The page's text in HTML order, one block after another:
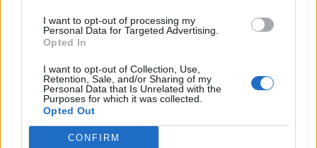
I want to opt-out of processing my
Personal Data for Targeted Advertising.
Opted In
I want to opt-out of Collection, Use,
Retention, Sale, and/or Sharing of my
Personal Data that Is Unrelated with the
Purposes for which it was collected.
Opted Out
CONFIRM
Il materiale (testo, foto e video) consultabile in questo portale è di nostra proprietà.
Alcune foto (screenshot) ed articoli presenti su "Milan Magazine" sono in parte giunti da
internet, in quanto arrivati alla nostra attenzione attraverso regolari comunicati stampa
con immagini e testi allegati ed autorizzati alla pubblicazione, e quindi valutati di
pubblico dominio. Se i soggetti o gli autori avessero qualcosa in contrario alla
pubblicazione, non avranno che da segnalarlo alla redazione (indirizzo email:
redazione@napolimagazine.com), che provvederà prontamente alla rimozione.